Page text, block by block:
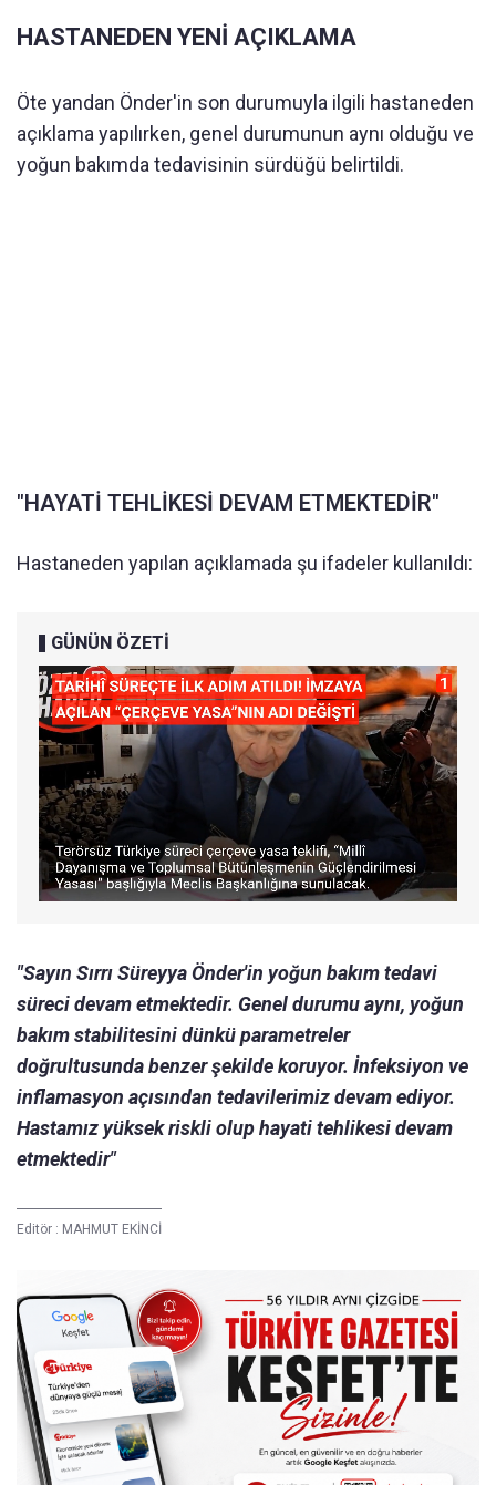
HASTANEDEN YENİ AÇIKLAMA
Öte yandan Önder'in son durumuyla ilgili hastaneden
açıklama yapılırken, genel durumunun aynı olduğu ve
yoğun bakımda tedavisinin sürdüğü belirtildi.
"HAYATİ TEHLİKESİ DEVAM ETMEKTEDİR"
Hastaneden yapılan açıklamada şu ifadeler kullanıldı:
GÜNÜN ÖZETİ
"Sayın Sırrı Süreyya Önder'in yoğun bakım tedavi
süreci devam etmektedir. Genel durumu aynı, yoğun
bakım stabilitesini dünkü parametreler
doğrultusunda benzer şekilde koruyor. İnfeksiyon ve
inflamasyon açısından tedavilerimiz devam ediyor.
Hastamız yüksek riskli olup hayati tehlikesi devam
etmektedir"
Editör : MAHMUT EKİNCİ